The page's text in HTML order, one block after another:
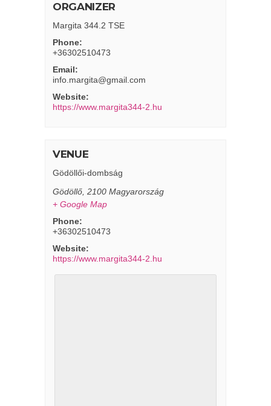
ORGANIZER
Margita 344.2 TSE
Phone:
+36302510473
Email:
info.margita@gmail.com
Website:
https://www.margita344-2.hu
VENUE
Gödöllői-dombság
Gödöllő, 2100 Magyarország
+ Google Map
Phone:
+36302510473
Website:
https://www.margita344-2.hu